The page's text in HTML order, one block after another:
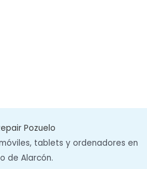
Pozuelo
tablets y ordenadores en
de Alarcón.